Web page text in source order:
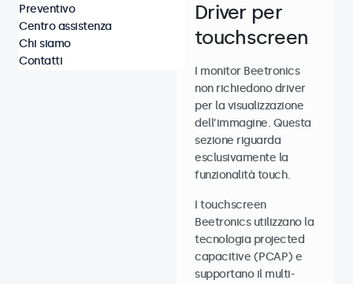
Driver per
touchscreen
I monitor Beetronics
non richiedono driver
per la visualizzazione
dell’immagine. Questa
sezione riguarda
esclusivamente la
funzionalità touch.
I touchscreen
Beetronics utilizzano la
tecnologia projected
capacitive (PCAP) e
supportano il multi-
Preventivo
Centro assistenza
Chi siamo
Contatti